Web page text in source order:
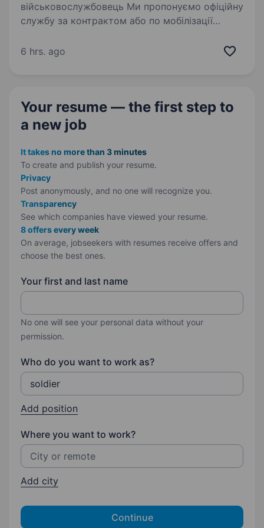
військовослужбовець Ми пропонуємо офіційну
службу за контрактом або по мобілізації
немає — головне, щоб ваш стан здоров’я
6 hrs. ago
Your resume — the first step to
a new job
It takes no more than 3 minutes
To create and publish your resume.
Privacy
Post anonymously, and no one will recognize you.
Transparency
See which companies have viewed your resume.
8 offers every week
On average, jobseekers with resumes receive offers and
choose the best ones.
Your first and last name
No one will see your personal data without your
permission.
Who do you want to work as?
Add position
Where you want to work?
Add city
Continue